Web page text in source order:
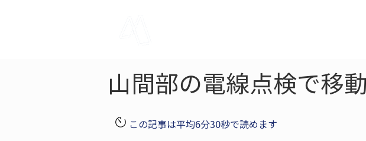
山間部の電線点検で移
この記事は平均6分30秒で読めます